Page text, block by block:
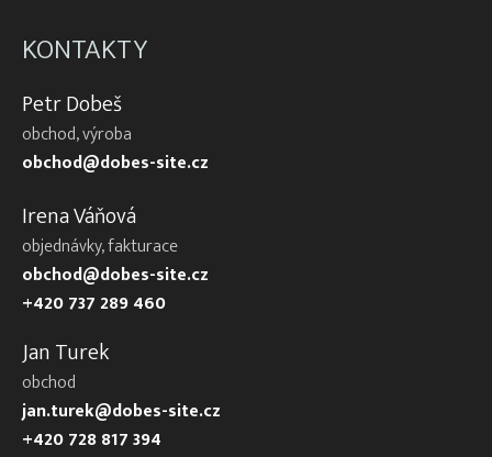
KONTAKTY
Petr Dobeš
obchod, výroba
obchod@dobes-site.cz
Irena Váňová
objednávky, fakturace
obchod@dobes-site.cz
+420 737 289 460
Jan Turek
obchod
jan.turek@dobes-site.cz
+420 728 817 394